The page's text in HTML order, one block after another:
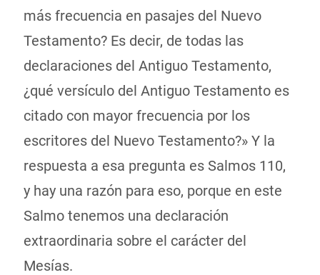
más frecuencia en pasajes del Nuevo
Testamento? Es decir, de todas las
declaraciones del Antiguo Testamento,
¿qué versículo del Antiguo Testamento es
citado con mayor frecuencia por los
escritores del Nuevo Testamento?» Y la
respuesta a esa pregunta es Salmos 110,
y hay una razón para eso, porque en este
Salmo tenemos una declaración
extraordinaria sobre el carácter del
Mesías.